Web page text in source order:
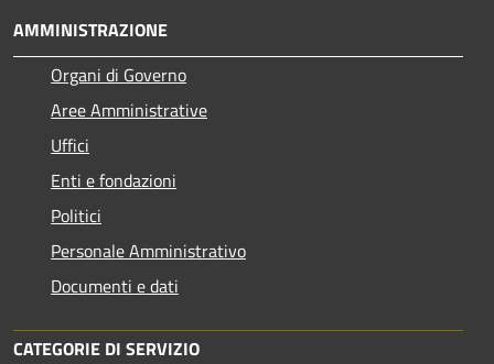
AMMINISTRAZIONE
Organi di Governo
Aree Amministrative
Uffici
Enti e fondazioni
Politici
Personale Amministrativo
Documenti e dati
CATEGORIE DI SERVIZIO